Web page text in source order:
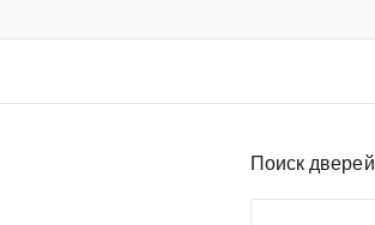
Поиск дверей